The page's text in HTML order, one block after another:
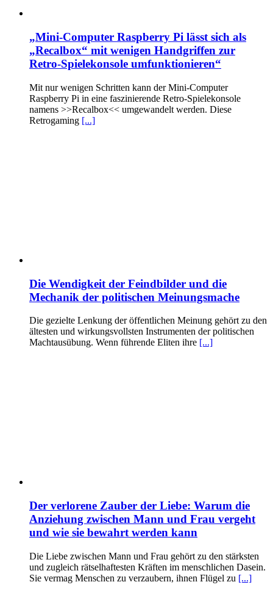
„Mini-Computer Raspberry Pi lässt sich als
„Recalbox“ mit wenigen Handgriffen zur
Retro-Spielekonsole umfunktionieren“
Mit nur wenigen Schritten kann der Mini-Computer
Raspberry Pi in eine faszinierende Retro-Spielekonsole
namens >>Recalbox<< umgewandelt werden. Diese
Retrogaming [...]
Die Wendigkeit der Feindbilder und die
Mechanik der politischen Meinungsmache
Die gezielte Lenkung der öffentlichen Meinung gehört zu den
ältesten und wirkungsvollsten Instrumenten der politischen
Machtausübung. Wenn führende Eliten ihre [...]
Der verlorene Zauber der Liebe: Warum die
Anziehung zwischen Mann und Frau vergeht
und wie sie bewahrt werden kann
Die Liebe zwischen Mann und Frau gehört zu den stärksten
und zugleich rätselhaftesten Kräften im menschlichen Dasein.
Sie vermag Menschen zu verzaubern, ihnen Flügel zu [...]